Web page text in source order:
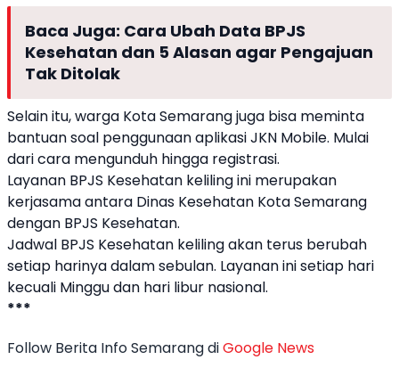
Baca Juga: Cara Ubah Data BPJS
Kesehatan dan 5 Alasan agar Pengajuan
Tak Ditolak
Selain itu, warga Kota Semarang juga bisa meminta
bantuan soal penggunaan aplikasi JKN Mobile. Mulai
dari cara mengunduh hingga registrasi.
Layanan BPJS Kesehatan keliling ini merupakan
kerjasama antara Dinas Kesehatan Kota Semarang
dengan BPJS Kesehatan.
Jadwal BPJS Kesehatan keliling akan terus berubah
setiap harinya dalam sebulan. Layanan ini setiap hari
kecuali Minggu dan hari libur nasional.
***
Follow Berita Info Semarang diGoogle News